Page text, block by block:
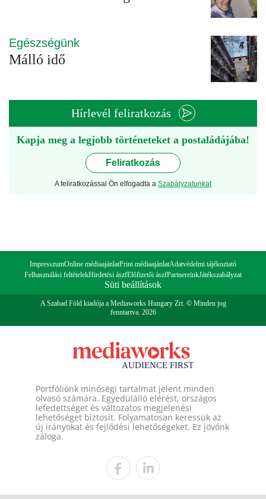
Egészségünk
Málló idő
Hírlevél feliratkozás
Kapja meg a legjobb történeteket a postaládájába!
Feliratkozás
A feliratkozással Ön elfogadta a Szabályzatunkat
ImpresszumOnline médiaajánlatPrint médiaajánlatAdatvédelmi tájékoztató
Felhasználási feltételekHirdetési ászfElőfizetői ászfPartnereinkJátékszabályzat
Süti beállítások
A Szabad Föld kiadója a Mediaworks Hungary Zrt. © Minden jog
fenntartva. 2026
Portfóliónk minőségi tartalmat jelent minden
olvasó számára. Egyedülálló elérést, országos
lefedettséget és változatos megjelenési
lehetőséget biztosít. Folyamatosan keressük az
új irányokat és fejlődési lehetőségeket. Ez jövőnk
záloga.